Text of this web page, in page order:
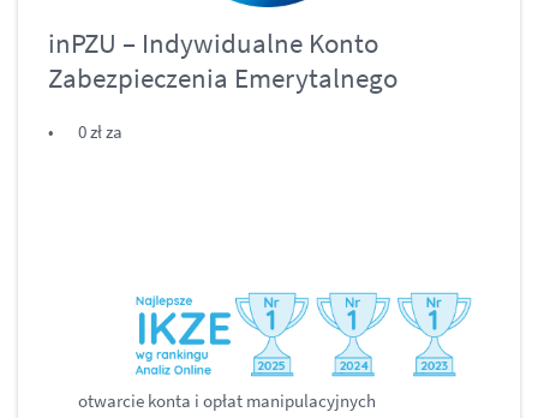
inPZU – Indywidualne Konto
Zabezpieczenia Emerytalnego
0 zł za
otwarcie konta i opłat manipulacyjnych